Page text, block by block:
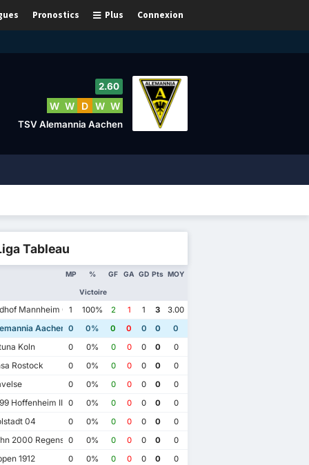
Connexion
Plus
Pronostics
2.60
W W D W W
TSV Alemannia Aachen
Tableau
MP %
Victoire
GF GA GD Pts MOY
Mannheim 071 100% 2 1 1 3
3.00
Aachen 0 0% 0 0 0 0
0
Koln 0 0% 0 0 0 0
0
Rostock 0 0% 0 0 0 0
0
0 0% 0 0 0 0
0
Hoffenheim II 0 0% 0 0 0 0
0
04 0 0% 0 0 0 0
0
2000 Regensburg
0 0% 0 0 0 0
0
1912 0 0% 0 0 0 0
0